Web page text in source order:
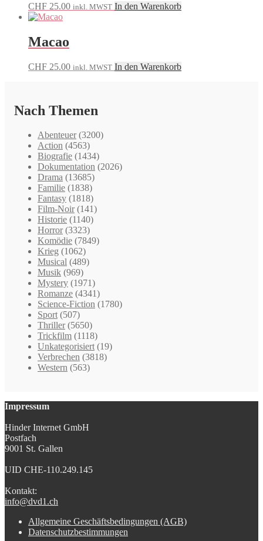
CHF 25.00 inkl. MWST In den Warenkorb
Macao
CHF 25.00 inkl. MWST In den Warenkorb
Nach Themen
Abenteuer (3200)
Action (4563)
Biografie (1434)
Dokumentation (2026)
Drama (13685)
Familie (1838)
Fantasy (1818)
Film-Noir (141)
Historie (1140)
Horror (3323)
Komödie (7849)
Krieg (1062)
Musical (489)
Musik (969)
Mystery (1971)
Romanze (4341)
Science-Fiction (1780)
Sport (507)
Thriller (5650)
Trickfilm (1118)
Unkategorisiert (19)
Verbrechen (3818)
Western (563)
Impressum
Hinder Internet GmbH
Postfach
9001 St. Gallen
UID CHE-110.249.145
Kontakt:
info@dvd1.ch
Allgemeine Geschäftsbedingungen (AGB)
Datenschutzbestimmungen